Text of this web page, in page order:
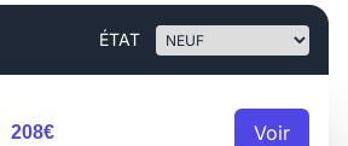
ÉTAT
208€ Voir